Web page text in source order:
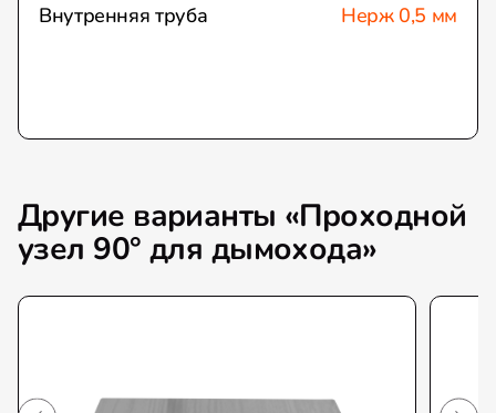
Внутренняя труба Нерж 0,5 мм
Другие варианты «Проходной
узел 90° для дымохода»